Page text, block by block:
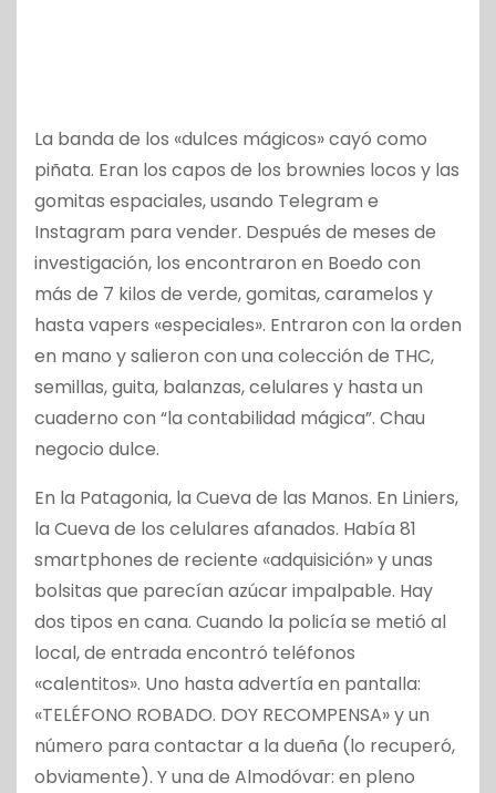
La banda de los «dulces mágicos» cayó como
piñata. Eran los capos de los brownies locos y las
gomitas espaciales, usando Telegram e
Instagram para vender. Después de meses de
investigación, los encontraron en Boedo con
más de 7 kilos de verde, gomitas, caramelos y
hasta vapers «especiales». Entraron con la orden
en mano y salieron con una colección de THC,
semillas, guita, balanzas, celulares y hasta un
cuaderno con “la contabilidad mágica”. Chau
negocio dulce.
En la Patagonia, la Cueva de las Manos. En Liniers,
la Cueva de los celulares afanados. Había 81
smartphones de reciente «adquisición» y unas
bolsitas que parecían azúcar impalpable. Hay
dos tipos en cana. Cuando la policía se metió al
local, de entrada encontró teléfonos
«calentitos». Uno hasta advertía en pantalla:
«TELÉFONO ROBADO. DOY RECOMPENSA» y un
número para contactar a la dueña (lo recuperó,
obviamente). Y una de Almodóvar: en pleno